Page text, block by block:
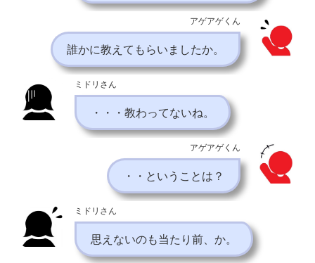
アゲアゲくん
誰かに教えてもらいましたか。
ミドリさん
・・・教わってないね。
アゲアゲくん
・・ということは？
ミドリさん
思えないのも当たり前、か。